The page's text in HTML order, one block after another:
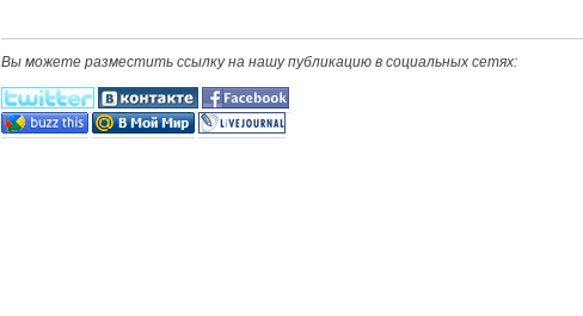
Вы можете разместить ссылку на нашу публикацию в социальных сетях: